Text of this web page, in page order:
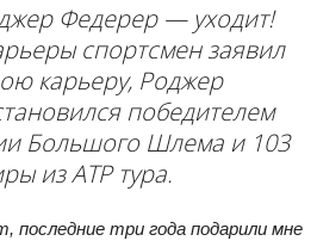
Федерер — уходит!
спортсмен заявил
карьеру, Роджер
победителем
Большого Шлема и 103
из ATP тура.
последние три года подарили мне